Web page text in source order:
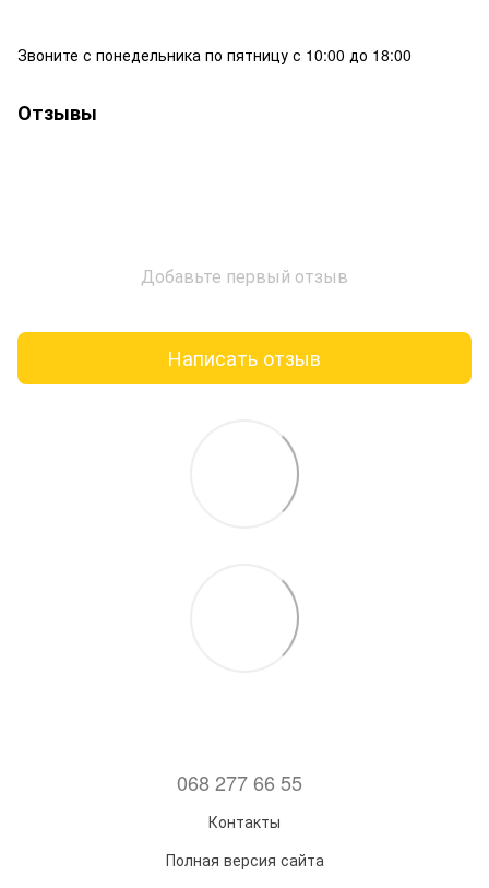
Звоните с понедельника по пятницу с 10:00 до 18:00
Отзывы
Добавьте первый отзыв
Написать отзыв
068 277 66 55
Контакты
Полная версия сайта